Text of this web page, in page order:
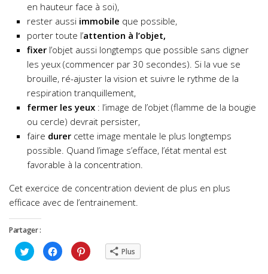
en hauteur face à soi),
rester aussi immobile que possible,
porter toute l’attention à l’objet,
fixer l’objet aussi longtemps que possible sans cligner
les yeux (commencer par 30 secondes). Si la vue se
brouille, ré-ajuster la vision et suivre le rythme de la
respiration tranquillement,
fermer les yeux : l’image de l’objet (flamme de la bougie
ou cercle) devrait persister,
faire durer cette image mentale le plus longtemps
possible. Quand l’image s’efface, l’état mental est
favorable à la concentration.
Cet exercice de concentration devient de plus en plus
efficace avec de l’entrainement.
Partager :
Cliquez
pour
partager
Cliquez
pour
partager
Cliquez
pour Plus